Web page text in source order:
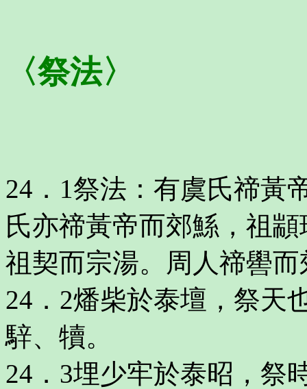
〈祭法〉
24．1祭法：有虞氏禘黃
氏亦禘黃帝而郊鯀，祖
祖契而宗湯。周人禘嚳
24．2燔柴於泰壇，祭天
騂、犢。
24．3埋少牢於泰昭，祭